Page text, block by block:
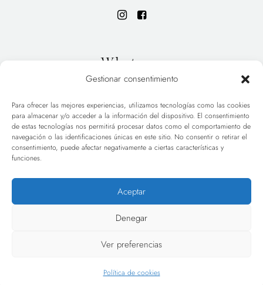
Gestionar consentimiento
Para ofrecer las mejores experiencias, utilizamos tecnologías como las cookies
para almacenar y/o acceder a la información del dispositivo. El consentimiento
de estas tecnologías nos permitirá procesar datos como el comportamiento de
navegación o las identificaciones únicas en este sitio. No consentir o retirar el
consentimiento, puede afectar negativamente a ciertas características y
funciones.
Aceptar
Denegar
Ver preferencias
Política de cookies
Whatsapp
INICIO PORTFOLIO